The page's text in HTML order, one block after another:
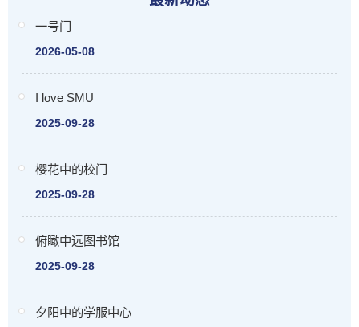
一号门
2026-05-08
I love SMU
2025-09-28
樱花中的校门
2025-09-28
俯瞰中远图书馆
2025-09-28
夕阳中的学服中心